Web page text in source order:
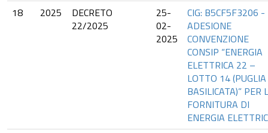
18
2025
DECRETO
22/2025
25-
02-
2025
CIG: B5CF5F3206 -
ADESIONE
CONVENZIONE
CONSIP “ENERGIA
ELETTRICA 22 –
LOTTO 14
BASILICATA)” PER
FORNITURA DI
ENERGIA